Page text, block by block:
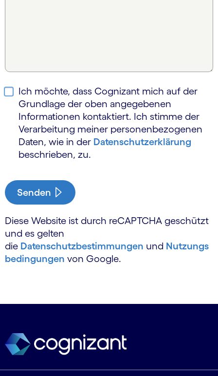
Ich möchte, dass Cognizant mich auf der
Grundlage der oben angegebenen
Informationen kontaktiert. Ich stimme der
Verarbeitung meiner personen­bezogenen
Daten, wie in der Daten­schutz­erklärung
beschrieben, zu.
Senden
Diese Website ist durch reCAPTCHA geschützt
und es gelten
die Datenschutzbestimmungen und Nutzungs
bedingungen von Google.